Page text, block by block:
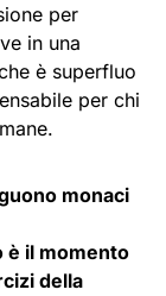
per
in una
è superfluo
per chi
monaci
è il momento
della